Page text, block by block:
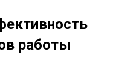
работы